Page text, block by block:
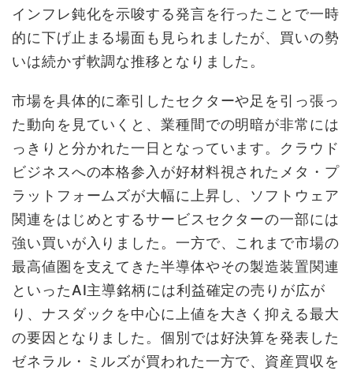
インフレ鈍化を示唆する発言を行ったことで一時
的に下げ止まる場面も見られましたが、買いの勢
いは続かず軟調な推移となりました。
市場を具体的に牽引したセクターや足を引っ張っ
た動向を見ていくと、業種間での明暗が非常には
っきりと分かれた一日となっています。クラウド
ビジネスへの本格参入が好材料視されたメタ・プ
ラットフォームズが大幅に上昇し、ソフトウェア
関連をはじめとするサービスセクターの一部には
強い買いが入りました。一方で、これまで市場の
最高値圏を支えてきた半導体やその製造装置関連
といったAI主導銘柄には利益確定の売りが広が
り、ナスダックを中心に上値を大きく抑える最大
の要因となりました。個別では好決算を発表した
ゼネラル・ミルズが買われた一方で、資産買収を